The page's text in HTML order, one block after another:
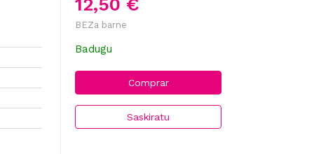
12,50 €
BEZa barne
Badugu
Comprar
Saskiratu